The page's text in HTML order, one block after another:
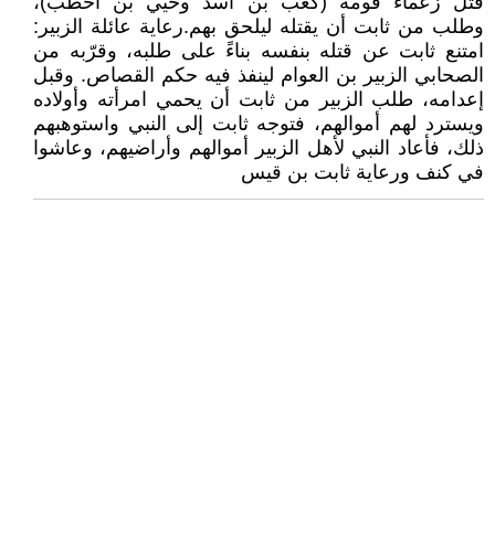
وطلب من ثابت أن يقتله ليلحق بهم.رعاية عائلة الزبير:
امتنع ثابت عن قتله بنفسه بناءً على طلبه، وقرّبه من
الصحابي الزبير بن العوام لينفذ فيه حكم القصاص. وقبل
إعدامه، طلب الزبير من ثابت أن يحمي امرأته وأولاده
ويسترد لهم أموالهم، فتوجه ثابت إلى النبي واستوهبهم
ذلك، فأعاد النبي لأهل الزبير أموالهم وأراضيهم، وعاشوا
في كنف ورعاية ثابت بن قيس